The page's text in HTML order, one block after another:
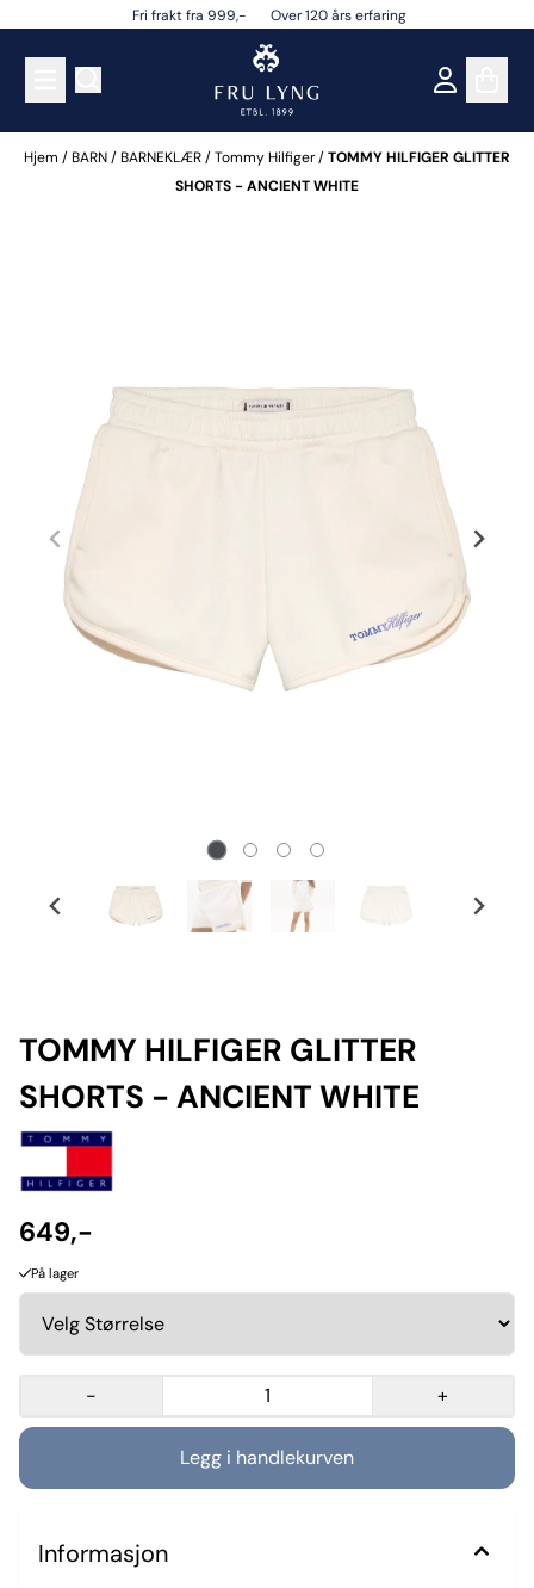
Hopp til innholdFri frakt fra 999,- Over 120 års erfaring
Hjem /BARN/BARNEKLÆR/Tommy Hilfiger/TOMMY HILFIGER GLITTER
SHORTS - ANCIENT WHITE
TOMMY HILFIGER GLITTER
SHORTS - ANCIENT WHITE
649,-
På lager
- +
Informasjon